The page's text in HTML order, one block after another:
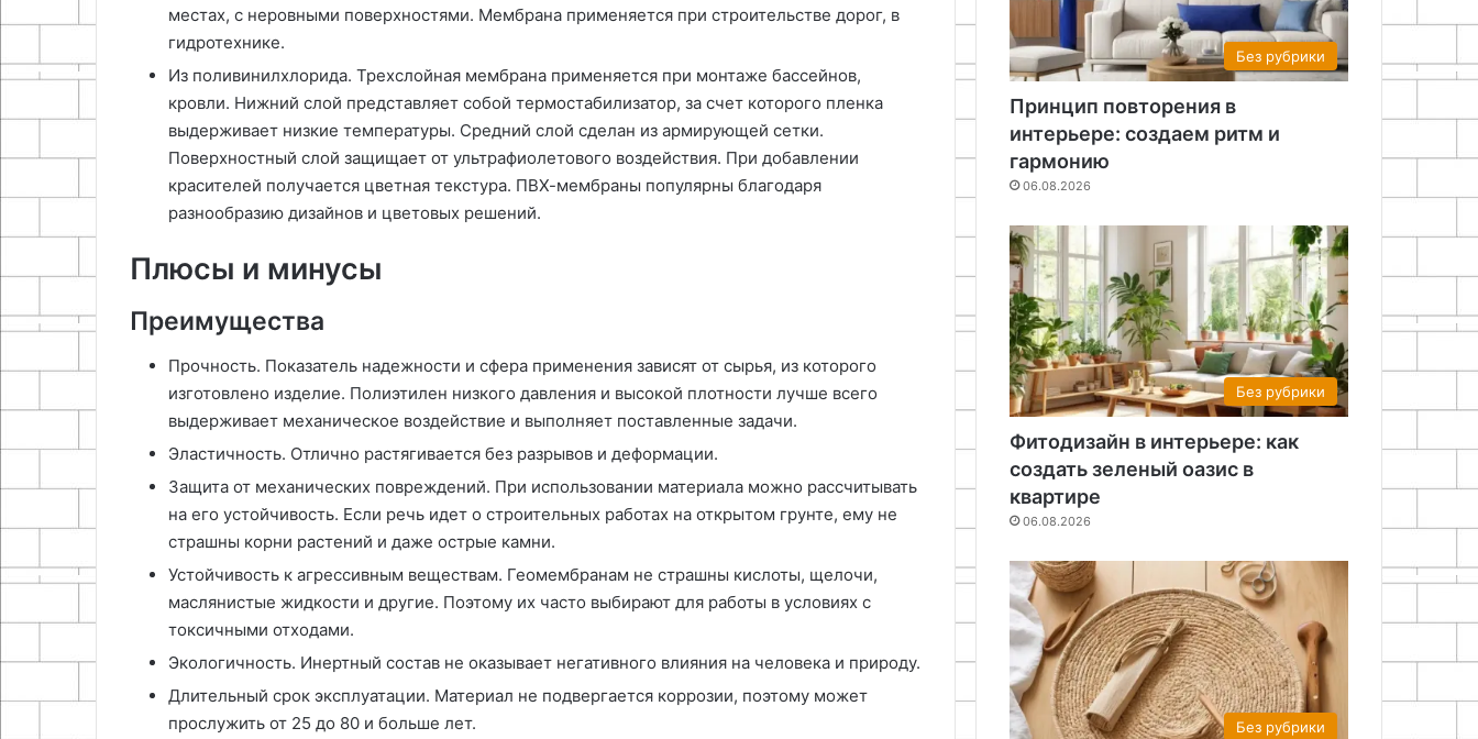
местах, с неровными поверхностями. Мембрана применяется при строительстве дорог, в
гидротехнике.
Из поливинилхлорида. Трехслойная мембрана применяется при монтаже бассейнов,
кровли. Нижний слой представляет собой термостабилизатор, за счет которого пленка
выдерживает низкие температуры. Средний слой сделан из армирующей сетки.
Поверхностный слой защищает от ультрафиолетового воздействия. При добавлении
красителей получается цветная текстура. ПВХ-мембраны популярны благодаря
разнообразию дизайнов и цветовых решений.
Плюсы и минусы
Преимущества
Прочность. Показатель надежности и сфера применения зависят от сырья, из которого
изготовлено изделие. Полиэтилен низкого давления и высокой плотности лучше всего
выдерживает механическое воздействие и выполняет поставленные задачи.
Эластичность. Отлично растягивается без разрывов и деформации.
Защита от механических повреждений. При использовании материала можно рассчитывать
на его устойчивость. Если речь идет о строительных работах на открытом грунте, ему не
страшны корни растений и даже острые камни.
Устойчивость к агрессивным веществам. Геомембранам не страшны кислоты, щелочи,
маслянистые жидкости и другие. Поэтому их часто выбирают для работы в условиях с
токсичными отходами.
Экологичность. Инертный состав не оказывает негативного влияния на человека и природу.
Длительный срок эксплуатации. Материал не подвергается коррозии, поэтому может
прослужить от 25 до 80 и больше лет.
Без рубрики
Принцип повторения в
интерьере: создаем ритм и
гармонию
06.08.2026
Без рубрики
Фитодизайн в интерьере: как
создать зеленый оазис в
квартире
06.08.2026
Без рубрики